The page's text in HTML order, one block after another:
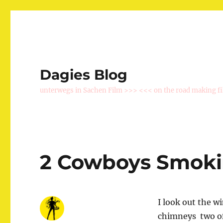
Dagies Blog
unterwegs in Sachen Film >>> <<< on the road making
2 Cowboys
I look out the
chimneys  two